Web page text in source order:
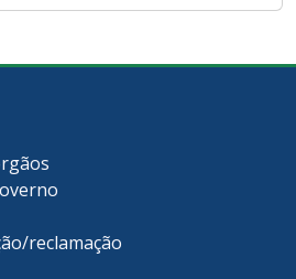
reclamação